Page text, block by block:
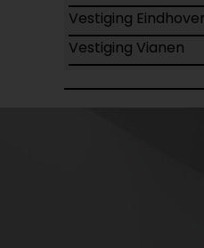
Vestiging
Vestiging Vianen